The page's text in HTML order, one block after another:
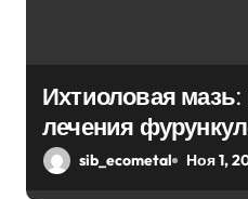
п
и
Ихтиоловая
лечения
sib_ecometal Ноя 1,